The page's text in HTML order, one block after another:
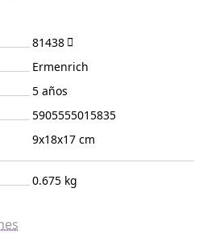
81438
Ermenrich
5 años
5905555015835
9x18x17 cm
0.675 kg